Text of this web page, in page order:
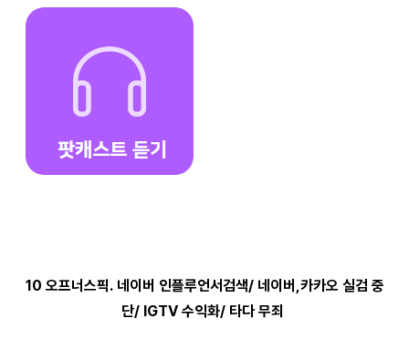
10 오프너스픽. 네이버 인플루언서검색/ 네이버,카카오 실검 중
단/ IGTV 수익화/ 타다 무죄